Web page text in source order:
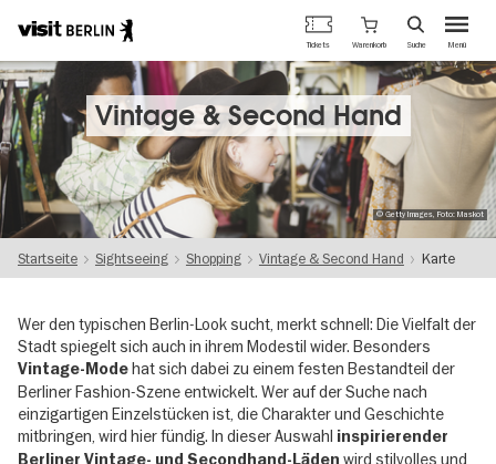
Direkt
zum
Inhalt
Berlins
offizielles
Tourismusportal
Menü
Tickets Warenkorb Suche
Vintage & Second Hand
© Getty Images, Foto: Maskot
Startseite Sightseeing Shopping Vintage & Second Hand Karte
Wer den typischen Berlin-Look sucht, merkt schnell: Die Vielfalt der
Stadt spiegelt sich auch in ihrem Modestil wider. Besonders
Vintage-Modehat sich dabei zu einem festen Bestandteil der
Berliner Fashion-Szene entwickelt. Wer auf der Suche nach
einzigartigen Einzelstücken ist, die Charakter und Geschichte
mitbringen, wird hier fündig. In dieser Auswahl inspirierender
wird stilvolles und